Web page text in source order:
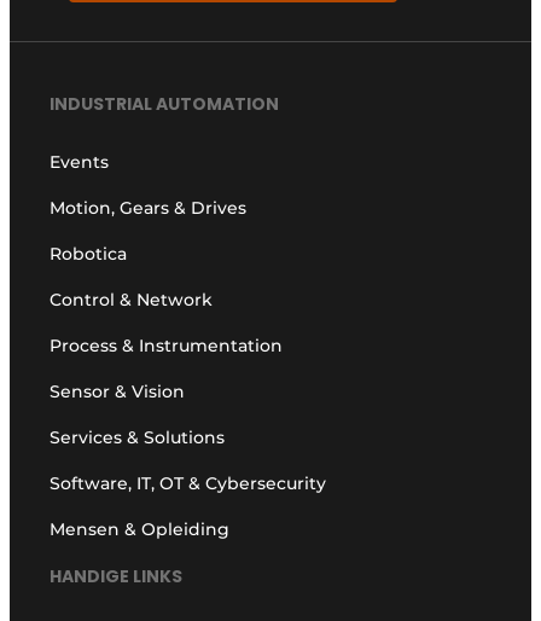
INDUSTRIAL AUTOMATION
Events
Motion, Gears & Drives
Robotica
Control & Network
Process & Instrumentation
Sensor & Vision
Services & Solutions
Software, IT, OT & Cybersecurity
Mensen & Opleiding
HANDIGE LINKS